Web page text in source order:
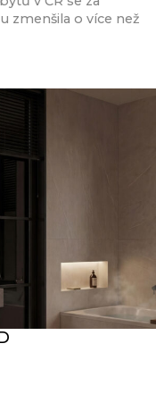
zmenšila o více než